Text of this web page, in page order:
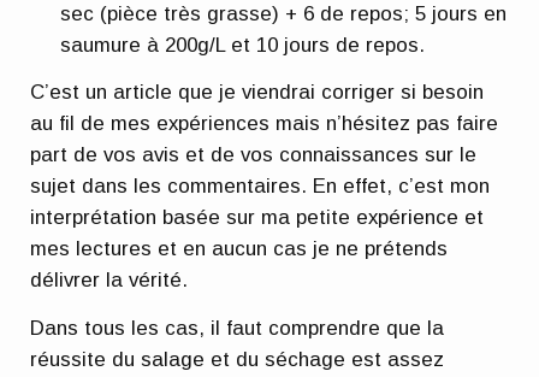
sec (pièce très grasse) + 6 de repos; 5 jours en
saumure à 200g/L et 10 jours de repos.
C’est un article que je viendrai corriger si besoin
au fil de mes expériences mais n’hésitez pas faire
part de vos avis et de vos connaissances sur le
sujet dans les commentaires. En effet, c’est mon
interprétation basée sur ma petite expérience et
mes lectures et en aucun cas je ne prétends
délivrer la vérité.
Dans tous les cas, il faut comprendre que la
réussite du salage et du séchage est assez